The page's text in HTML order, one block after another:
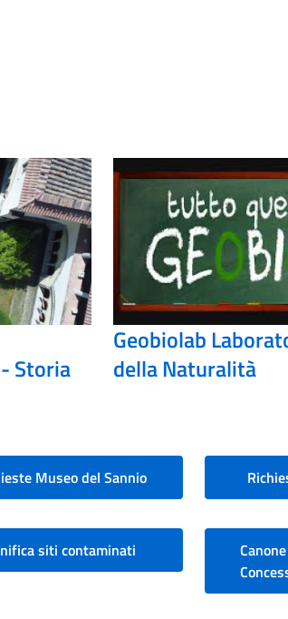
Storia
Geobiolab
della Naturalità
Museo del Sannio
siti contaminati